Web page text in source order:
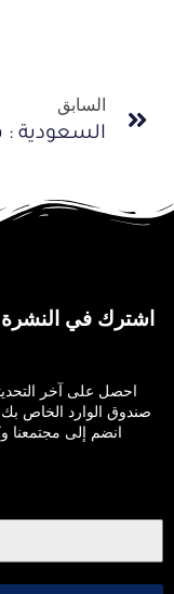
السابق
اشترك في النشرة
احصل على آخر
صندوق الوارد الخاص بك
انضم إلى مجتمعنا